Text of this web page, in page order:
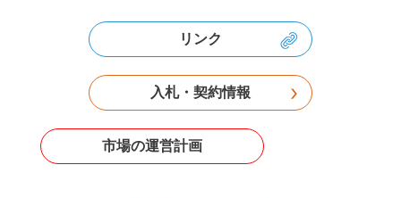
リンク
入札・契約情報
市場の運営計画